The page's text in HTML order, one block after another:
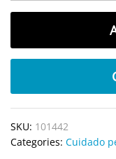
SKU: 101442
Categories: Cuidado